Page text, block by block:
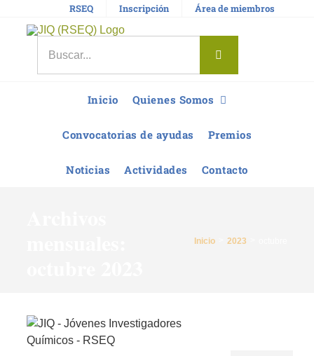
RSEQ Inscripción Área de miembros
Inicio Quienes Somos
Convocatorias de ayudas Premios
Noticias Actividades Contacto
Inicio 2023